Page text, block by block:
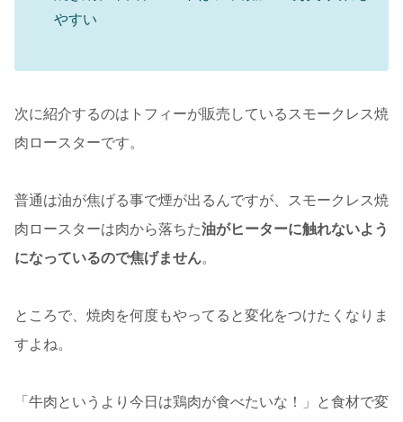
やすい
次に紹介するのはトフィーが販売しているスモークレス焼
肉ロースターです。
普通は油が焦げる事で煙が出るんですが、スモークレス焼
肉ロースターは肉から落ちた油がヒーターに触れないよう
になっているので焦げません。
ところで、焼肉を何度もやってると変化をつけたくなりま
すよね。
「牛肉というより今日は鶏肉が食べたいな！」と食材で変